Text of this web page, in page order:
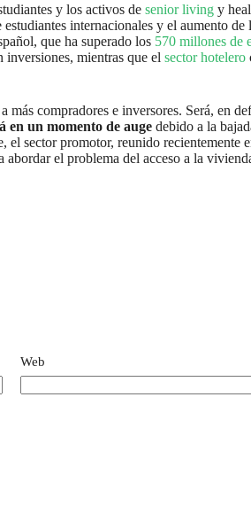
y los activos de senior living y
internacionales y el aumento
que ha superado los 570 millones de
inversiones, mientras que el sector hotelero
compradores e inversores. Será, en
en un momento de auge debido a la
sector promotor, reunido
el problema del acceso a la
Web